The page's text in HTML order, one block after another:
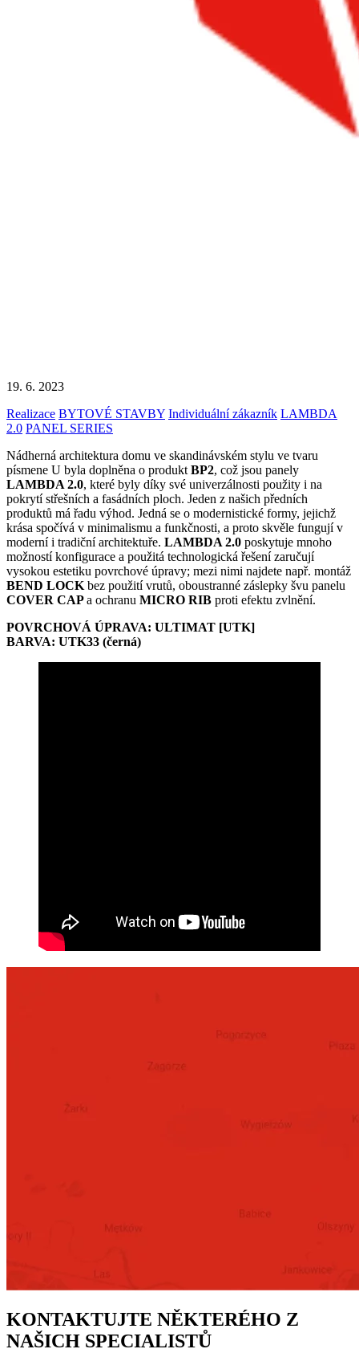
19. 6. 2023
Realizace BYTOVÉ STAVBY Individuální zákazník LAMBDA
2.0 PANEL SERIES
Nádherná architektura domu ve skandinávském stylu ve tvaru
písmene U byla doplněna o produkt BP2, což jsou panely
LAMBDA 2.0, které byly díky své univerzálnosti použity i na
pokrytí střešních a fasádních ploch. Jeden z našich předních
produktů má řadu výhod. Jedná se o modernistické formy, jejichž
krása spočívá v minimalismu a funkčnosti, a proto skvěle fungují v
moderní i tradiční architektuře. LAMBDA 2.0 poskytuje mnoho
možností konfigurace a použitá technologická řešení zaručují
vysokou estetiku povrchové úpravy; mezi nimi najdete např. montáž
BEND LOCK bez použití vrutů, oboustranné záslepky švu panelu
COVER CAPa ochranu MICRO RIB proti efektu zvlnění.
POVRCHOVÁ ÚPRAVA: ULTIMAT [UTK]
BARVA: UTK33 (černá)
KONTAKTUJTE NĚKTERÉHO Z
NAŠICH SPECIALISTŮ